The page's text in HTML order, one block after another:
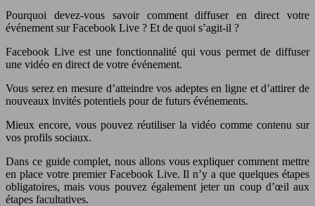
Pourquoi devez-vous savoir comment diffuser en direct votre
événement sur Facebook Live ? Et de quoi s’agit-il ?
Facebook Live est une fonctionnalité qui vous permet de diffuser
une vidéo en direct de votre événement.
Vous serez en mesure d’atteindre vos adeptes en ligne et d’attirer de
nouveaux invités potentiels pour de futurs événements.
Mieux encore, vous pouvez réutiliser la vidéo comme contenu sur
vos profils sociaux.
Dans ce guide complet, nous allons vous expliquer comment mettre
en place votre premier Facebook Live. Il n’y a que quelques étapes
obligatoires, mais vous pouvez également jeter un coup d’œil aux
étapes facultatives.